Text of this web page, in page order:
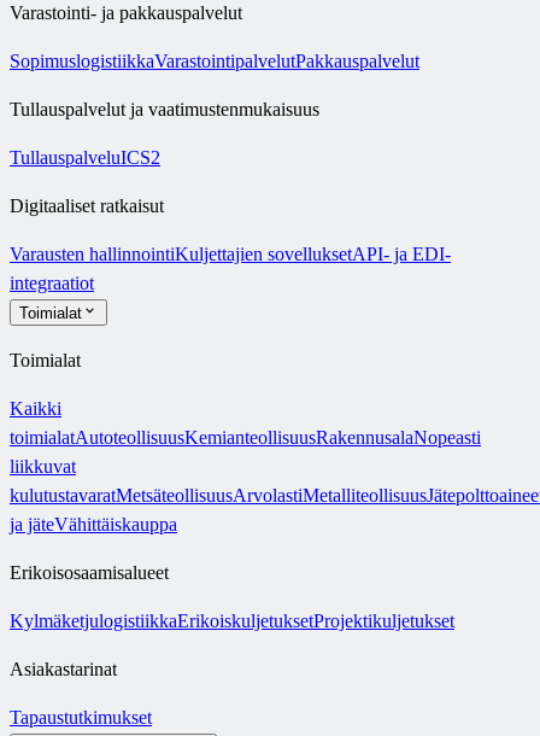
Varastointi- ja pakkauspalvelut
SopimuslogistiikkaVarastointipalvelutPakkauspalvelut
Tullauspalvelut ja vaatimustenmukaisuus
TullauspalveluICS2
Digitaaliset ratkaisut
Varausten hallinnointiKuljettajien sovelluksetAPI- ja EDI-
integraatiot
Toimialat
Toimialat
Kaikki
toimialatAutoteollisuusKemianteollisuusRakennusalaNopeasti
liikkuvat
kulutustavaratMetsäteollisuusArvolastiMetalliteollisuus
ja jäteVähittäiskauppa
Erikoisosaamisalueet
KylmäketjulogistiikkaErikoiskuljetuksetProjektikuljetukset
Asiakastarinat
Tapaustutkimukset